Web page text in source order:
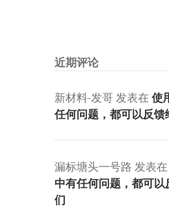
近期评论
新材料-发哥发表在使
任何问题，都可以反馈
漏标塘头一号路 发表
中有任何问题，都可以
们